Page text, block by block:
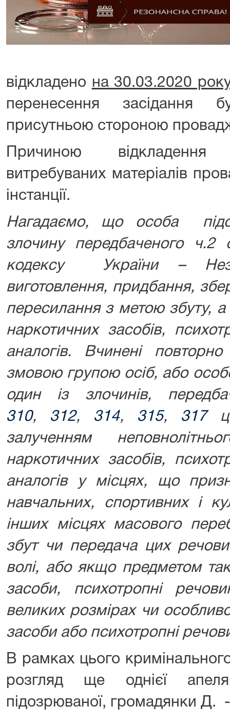
відкладено на 30.03.2020
перенесення засідання
присутньою стороною
Причиною
витребуваних матеріалів
інстанції.
Нагадаємо, що особа
злочину передбаченого ч.2
кодексу України –
виготовлення, придбання,
пересилання з метою збуту,
наркотичних засобів,
аналогів. Вчинені
змовою групою осіб, або
один із злочинів,
310, 312, 314, 315, 317
залученням
наркотичних засобів,
аналогів у місцях, що
навчальних, спортивних і
інших місцях масового
збут чи передача цих
волі, або якщо предметом
засоби, психотропні
великих розмірах чи
засоби або психотропні
В рамках цього
розгляд ще однієї
підозрюваної, громадянки Д.